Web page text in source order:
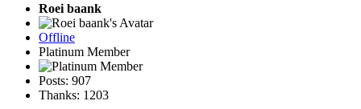
Roei baank
Offline
Platinum Member
Posts: 907
Thanks: 1203